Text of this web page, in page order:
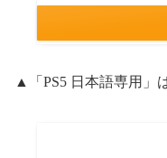
▲「PS5 日本語専用」